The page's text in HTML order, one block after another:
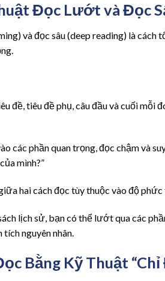
Đọc Lướt và Đọc
và đọc sâu (deep reading) là cách
đề, tiêu đề phụ, câu đầu và cuối mỗi
các phần quan trọng, đọc chậm và
mình?”
hai cách đọc tùy thuộc vào độ
lịch sử, bạn có thể lướt qua các
nguyên nhân.
Bằng Kỹ Thuật